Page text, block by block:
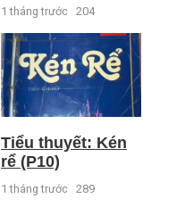
1 tháng trước 204
Tiểu thuyết: Kén
rể (P10)
1 tháng trước 289